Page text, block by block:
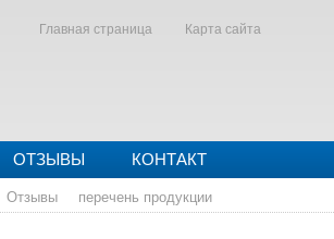
Главная страница Карта сайта
ОТЗЫВЫ КОНТАКТ
Отзывы перечень продукции